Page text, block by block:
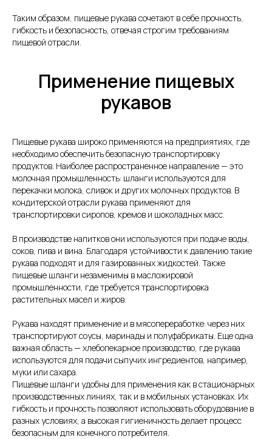
Таким образом, пищевые рукава сочетают в себе прочность,
гибкость и безопасность, отвечая строгим требованиям
пищевой отрасли.
Применение пищевых
рукавов
Пищевые рукава широко применяются на предприятиях, где
необходимо обеспечить безопасную транспортировку
продуктов. Наиболее распространенное направление — это
молочная промышленность: шланги используются для
перекачки молока, сливок и других молочных продуктов. В
кондитерской отрасли рукава применяют для
транспортировки сиропов, кремов и шоколадных масс.
В производстве напитков они используются при подаче воды,
соков, пива и вина. Благодаря устойчивости к давлению такие
рукава подходят и для газированных жидкостей. Также
пищевые шланги незаменимы в масложировой
промышленности, где требуется транспортировка
растительных масел и жиров.
Рукава находят применение и в мясопереработке: через них
транспортируют соусы, маринады и полуфабрикаты. Еще одна
важная область — хлебопекарное производство, где рукава
используются для подачи сыпучих ингредиентов, например,
муки или сахара.
Пищевые шланги удобны для применения как в стационарных
производственных линиях, так и в мобильных установках. Их
гибкость и прочность позволяют использовать оборудование в
разных условиях, а высокая гигиеничность делает процесс
безопасным для конечного потребителя.